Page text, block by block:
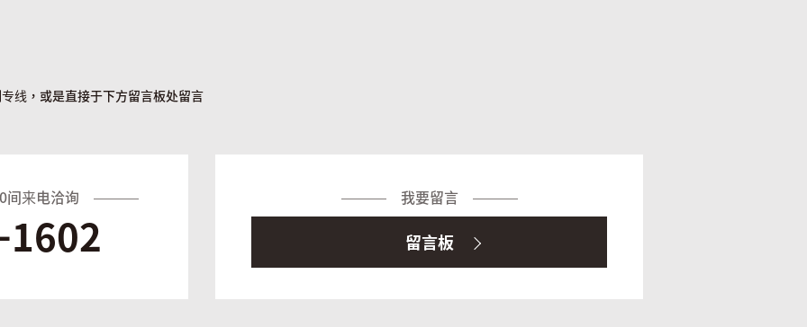
线，或是直接于下方留言板处留言
间来电洽询
1602
我要留言
留言板